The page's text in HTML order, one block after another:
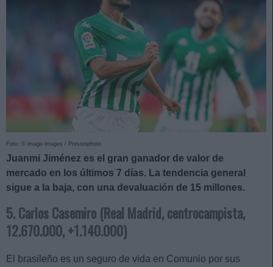
Foto: © imago images / Pressinphoto
Juanmi Jiménez es el gran ganador de valor de
mercado en los últimos 7 días. La tendencia general
sigue a la baja, con una devaluación de 15 millones.
5. Carlos Casemiro (Real Madrid, centrocampista,
12.670.000, +1.140.000)
El brasileño es un seguro de vida en Comunio por sus